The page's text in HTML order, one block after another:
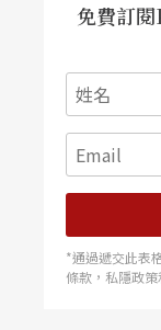
免費訂
*通過遞交此表
條款，私隱政